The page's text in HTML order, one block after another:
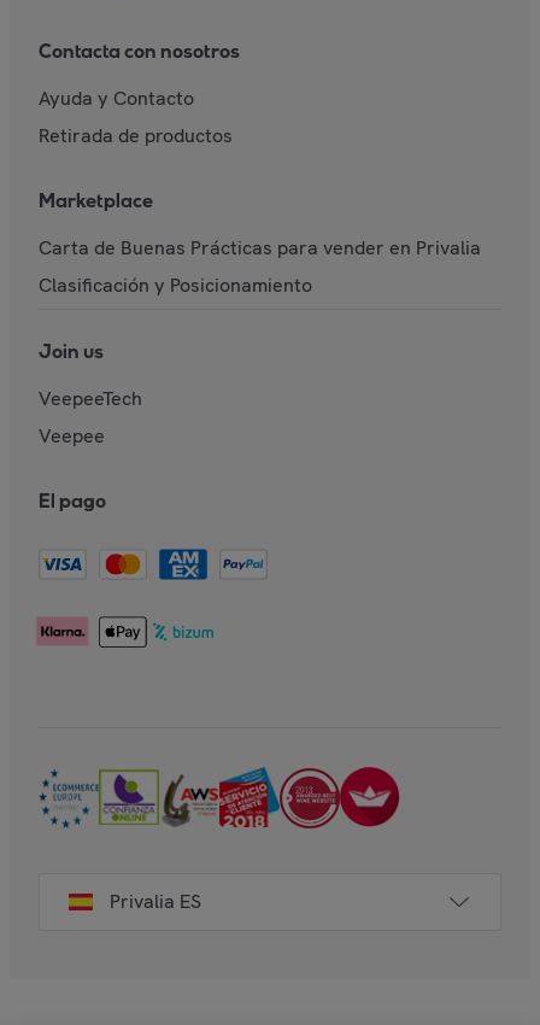
Contacta con nosotros
Ayuda y Contacto
Retirada de productos
Marketplace
Carta de Buenas Prácticas para vender en Privalia
Clasificación y Posicionamiento
Join us
VeepeeTech
Veepee
El pago
Privalia ES